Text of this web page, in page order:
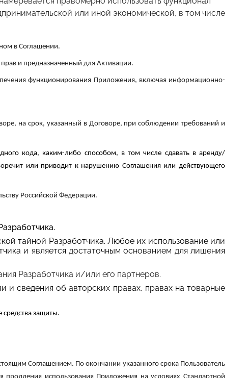
или иной экономической, в том числе
в Соглашении.
и предназначенный для Активации.
функционирования Приложения, включая информационно-
на срок, указанный в Договоре, при соблюдении требований и
кода, каким-либо способом, в том числе сдавать в аренду/
или приводит к нарушению Соглашения или действующего
Российской Федерации.
тайной Разработчика. Любое их использование или
и является достаточным основанием для лишения
Разработчика и/или его партнеров.
и сведения об авторских правах, правах на товарные
средства защиты.
Соглашением. По окончании указанного срока Пользователь